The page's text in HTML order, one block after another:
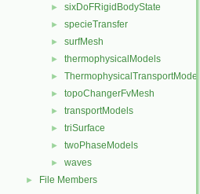
► sixDoFRigidBodyState
► specieTransfer
► surfMesh
► thermophysicalModels
► ThermophysicalTransportModels
► topoChangerFvMesh
► transportModels
► triSurface
► twoPhaseModels
► waves
► File Members